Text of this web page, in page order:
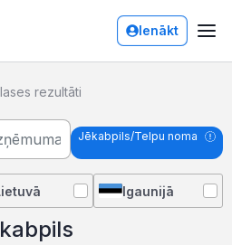
Ienākt
rezultāti
Jēkabpils/Telpu noma
Igaunijā